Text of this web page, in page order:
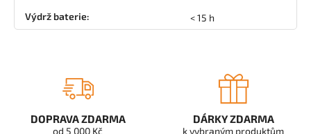
Výdrž baterie: < 15 h
DOPRAVA ZDARMA
od 5 000 Kč
DÁRKY ZDARMA
k vybraným produktům